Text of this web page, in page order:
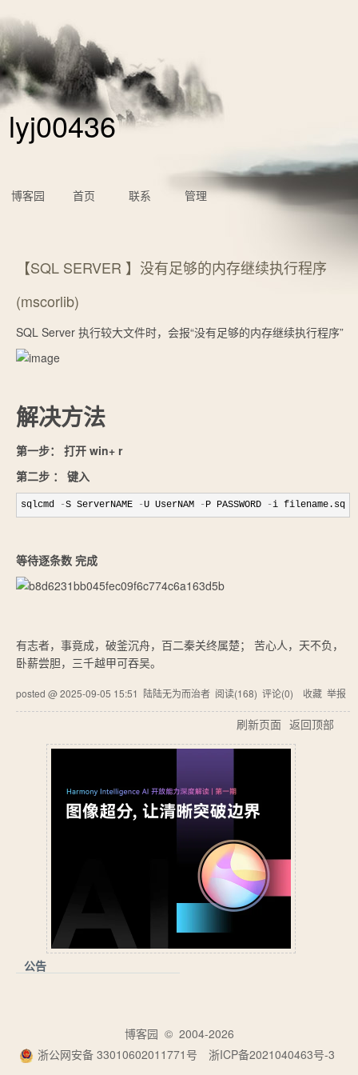
lyj00436
博客园 首页 联系 管理
【SQL SERVER 】没有足够的内存继续执行程序
(mscorlib)
SQL Server 执行较大文件时，会报“没有足够的内存继续执行程序”
解决方法
第一步： 打开 win+ r
第二步 ： 键入
sqlcmd -S ServerNAME -U UserNAM -P PASSWORD -i filename.sql
等待逐条数 完成
有志者，事竟成，破釜沉舟，百二秦关终属楚； 苦心人，天不负，
卧薪尝胆，三千越甲可吞吴。
posted @2025-09-05 15:51 陆陆无为而治者 阅读(168) 评论(0) 收藏 举报
刷新页面 返回顶部
公告
博客园 © 2004-2026
浙公网安备 33010602011771号
浙ICP备2021040463号-3